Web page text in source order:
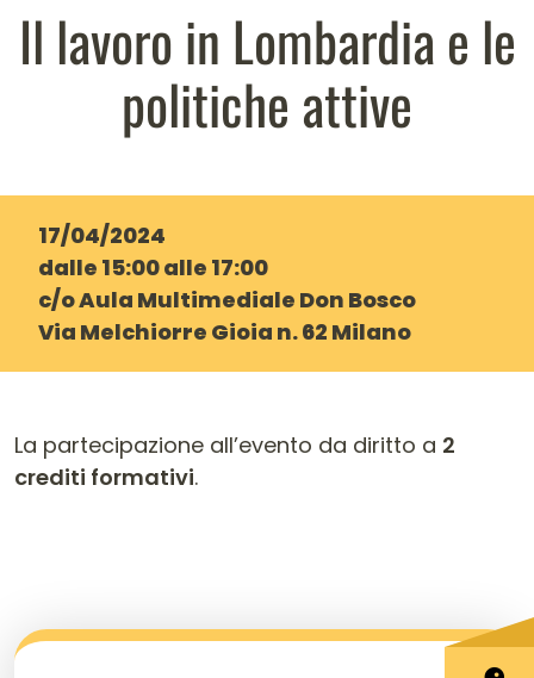
Il lavoro in Lombardia e le
politiche attive
17/04/2024
dalle 15:00 alle 17:00
c/o Aula Multimediale Don Bosco
Via Melchiorre Gioia n. 62 Milano
La partecipazione all’evento da diritto a 2
crediti formativi.